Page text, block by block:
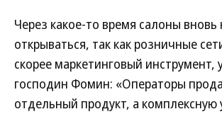
Через какое-то время салоны вновь
открываться, так как розничные
скорее маркетинговый инструмент,
господин Фомин: «Операторы
отдельный продукт, а комплексную